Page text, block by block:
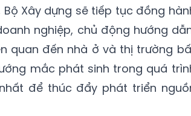
Xây dựng sẽ tiếp tục đồng
nghiệp, chủ động hướng
quan đến nhà ở và thị trường
mắc phát sinh trong quá
để thúc đẩy phát triển